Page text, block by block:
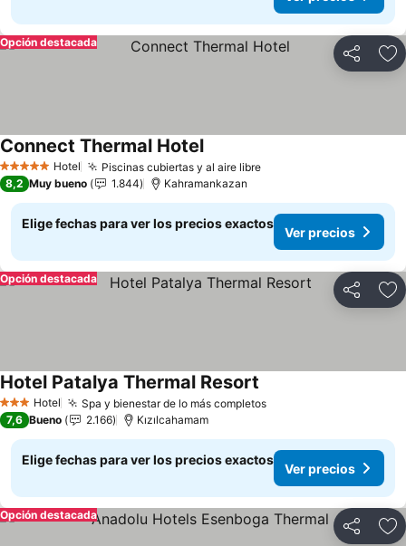
Compartir
Opción destacada
5 Estrellas Hotel Piscinas cubiertas y al aire libreVer precios
Connect Thermal HotelVer precios
8,2 Muy bueno 1.844 Kahramankazan
Elige fechas para ver los precios exactos
Ver precios
Compartir
Opción destacada
3 Estrellas
Hotel Spa y bienestar de lo más completosVer precios
Hotel Patalya Thermal Resort
7,6 Bueno 2.166 Kızılcahamam
Elige fechas para ver los precios exactos
Ver precios
Compartir
Opción destacada